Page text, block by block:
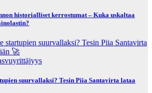
historialliset kerrostumat – Kuka uskaltaa
suurvallaksi? Tesin Piia Santavirta lataa